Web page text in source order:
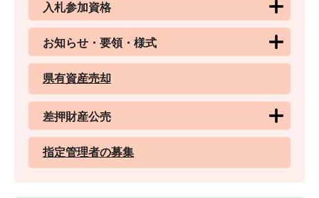
入札参加資格
お知らせ・要領・様式
県有資産売却
差押財産公売
指定管理者の募集